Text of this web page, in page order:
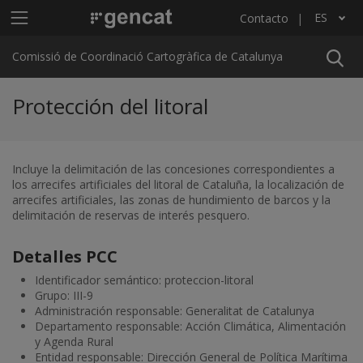
Menú principal C4 Contacto ES
Lista adicional de acciones
Comissió de Coordinació Cartogràfica de Catalunya
Protección del litoral
Incluye la delimitación de las concesiones correspondientes a
los arrecifes artificiales del litoral de Cataluña, la localización de
arrecifes artificiales, las zonas de hundimiento de barcos y la
delimitación de reservas de interés pesquero.
Detalles PCC
Identificador semántico: proteccion-litoral
Grupo: III-9
Administración responsable: Generalitat de Catalunya
Departamento responsable: Acción Climática, Alimentación
y Agenda Rural
Entidad responsable: Dirección General de Política Marítima